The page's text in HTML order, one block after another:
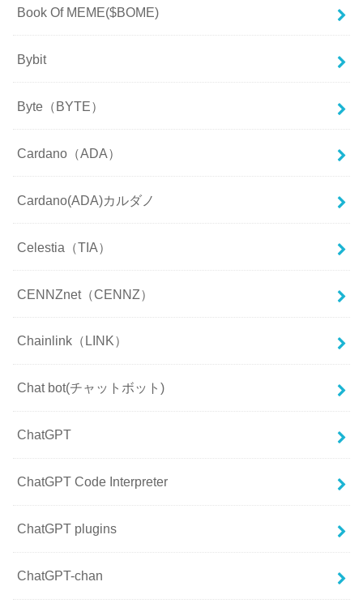
Book Of MEME($BOME)
Bybit
Byte（BYTE）
Cardano（ADA）
Cardano(ADA)カルダノ
Celestia（TIA）
CENNZnet（CENNZ）
Chainlink（LINK）
Chat bot(チャットボット)
ChatGPT
ChatGPT Code Interpreter
ChatGPT plugins
ChatGPT-chan